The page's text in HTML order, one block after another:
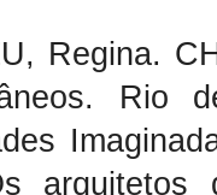
Regina.
Rio